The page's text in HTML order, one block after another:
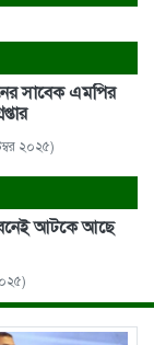
হানায়...
ডুবে চার...
মৃত্যু
সাবেক এমপির
২০২৫)
আটকে আছে